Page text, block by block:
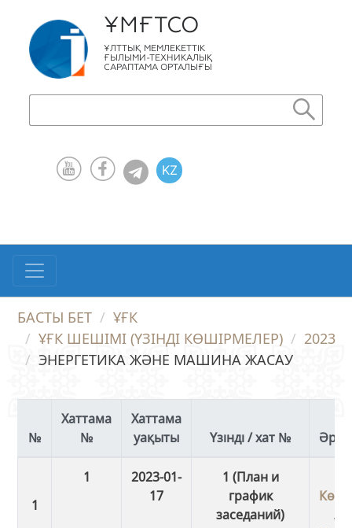
ҰМҒТСО
ҰЛТТЫҚ МЕМЛЕКЕТТІК
ҒЫЛЫМИ-ТЕХНИКАЛЫҚ
САРАПТАМА ОРТАЛЫҒЫ
KZ
БАСТЫ БЕТ
ҰҒК
ҰҒК ШЕШІМІ (ҮЗІНДІ КӨШІРМЕЛЕР)
2023
ЭНЕРГЕТИКА ЖӘНЕ МАШИНА ЖАСАУ
Хаттама
№
Хаттама
уақыты
Үзінді / хат №
1
2023-01-
17
1 (План и
график
заседаний)
/